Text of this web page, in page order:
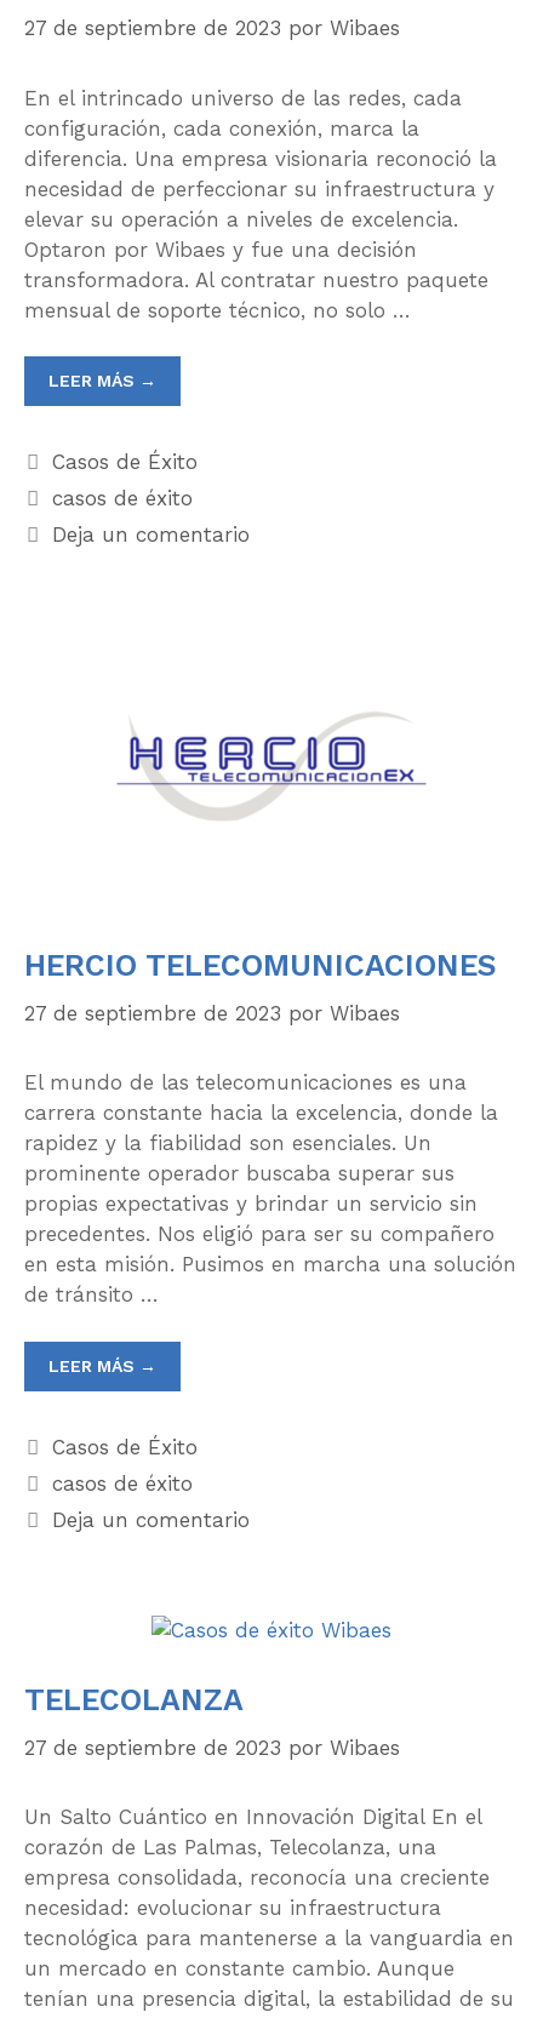
27 de septiembre de 2023 por Wibaes
En el intrincado universo de las redes, cada
configuración, cada conexión, marca la
diferencia. Una empresa visionaria reconoció la
necesidad de perfeccionar su infraestructura y
elevar su operación a niveles de excelencia.
Optaron por Wibaes y fue una decisión
transformadora. Al contratar nuestro paquete
mensual de soporte técnico, no solo …
LEER MÁS →
Casos de Éxito
casos de éxito
Deja un comentario
HERCIO TELECOMUNICACIONES
27 de septiembre de 2023 por Wibaes
El mundo de las telecomunicaciones es una
carrera constante hacia la excelencia, donde la
rapidez y la fiabilidad son esenciales. Un
prominente operador buscaba superar sus
propias expectativas y brindar un servicio sin
precedentes. Nos eligió para ser su compañero
en esta misión. Pusimos en marcha una solución
de tránsito …
LEER MÁS →
Casos de Éxito
casos de éxito
Deja un comentario
TELECOLANZA
27 de septiembre de 2023 por Wibaes
Un Salto Cuántico en Innovación Digital En el
corazón de Las Palmas, Telecolanza, una
empresa consolidada, reconocía una creciente
necesidad: evolucionar su infraestructura
tecnológica para mantenerse a la vanguardia en
un mercado en constante cambio. Aunque
tenían una presencia digital, la estabilidad de su